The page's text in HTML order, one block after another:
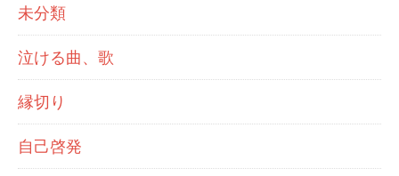
未分類
泣ける曲、歌
縁切り
自己啓発